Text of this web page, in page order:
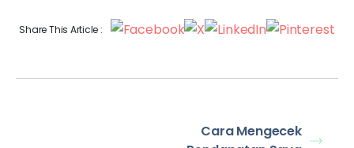
Share This Article :
Cara Mengecek